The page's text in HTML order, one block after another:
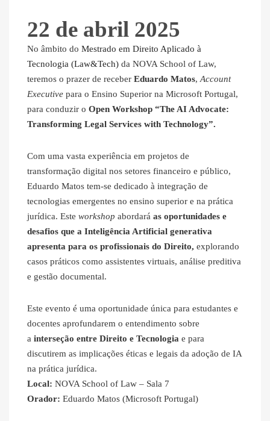
22 de abril 2025
No âmbito do Mestrado em Direito Aplicado à
Tecnologia (Law&Tech) da NOVA School of Law,
teremos o prazer de receber Eduardo Matos, Account
Executive para o Ensino Superior na Microsoft Portugal,
para conduzir o Open Workshop “The AI Advocate:
Transforming Legal Services with Technology”.
Com uma vasta experiência em projetos de
transformação digital nos setores financeiro e público,
Eduardo Matos tem-se dedicado à integração de
tecnologias emergentes no ensino superior e na prática
jurídica. Este workshop abordará as oportunidades e
desafios que a Inteligência Artificial generativa
apresenta para os profissionais do Direito, explorando
casos práticos como assistentes virtuais, análise preditiva
e gestão documental.
Este evento é uma oportunidade única para estudantes e
docentes aprofundarem o entendimento sobre
a interseção entre Direito e Tecnologia e para
discutirem as implicações éticas e legais da adoção de IA
na prática jurídica.
Local: NOVA School of Law – Sala 7
Orador: Eduardo Matos (Microsoft Portugal)